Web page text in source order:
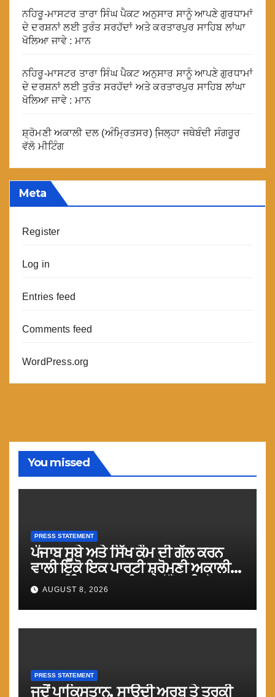
ਨਹਿਰੂ-ਮਾਸਟਰ ਤਾਰਾ ਸਿੰਘ ਪੈਕਟ ਅਨੁਸਾਰ ਸਾਨੂੰ ਆਪਣੇ ਗੁਰਧਾਮਾਂ
ਦੇ ਦਰਸ਼ਨਾਂ ਲਈ ਤੁਰੰਤ ਸਰਹੱਦਾਂ ਅਤੇ ਕਰਤਾਰਪੁਰ ਸਾਹਿਬ ਲਾਂਘਾ
ਖੋਲਿਆ ਜਾਵੇ : ਮਾਨ
ਨਹਿਰੂ-ਮਾਸਟਰ ਤਾਰਾ ਸਿੰਘ ਪੈਕਟ ਅਨੁਸਾਰ ਸਾਨੂੰ ਆਪਣੇ ਗੁਰਧਾਮਾਂ
ਦੇ ਦਰਸ਼ਨਾਂ ਲਈ ਤੁਰੰਤ ਸਰਹੱਦਾਂ ਅਤੇ ਕਰਤਾਰਪੁਰ ਸਾਹਿਬ ਲਾਂਘਾ
ਖੋਲਿਆ ਜਾਵੇ : ਮਾਨ
ਸ਼੍ਰੋਮਣੀ ਅਕਾਲੀ ਦਲ (ਅੰਮ੍ਰਿਤਸਰ) ਜਿ਼ਲ੍ਹਾ ਜਥੇਬੰਦੀ ਸੰਗਰੂਰ
ਵੱਲੋ ਮੀਟਿੰਗ
Meta
Register
Log in
Entries feed
Comments feed
WordPress.org
You missed
PRESS STATEMENT
ਪੰਜਾਬ ਸੂਬੇ ਅਤੇ ਸਿੱਖ ਕੌਮ ਦੀ ਗੱਲ ਕਰਨ
ਵਾਲੀ ਇਕੋ ਇਕ ਪਾਰਟੀ ਸ਼੍ਰੋਮਣੀ ਅਕਾਲੀ
ਦਲ (ਅੰਮ੍ਰਿਤਸਰ) ਨੂੰ ਹਰ ਪੱਖੋ ਸਹਿਯੋਗ
ਕੀਤਾ ਜਾਵੇ : ਮਾਨ
AUGUST 8, 2026
PRESS STATEMENT
ਜਦੋਂ ਪਾਕਿਸਤਾਨ, ਸਾਊਦੀ ਅਰਬ ਤੇ ਤੁਰਕੀ